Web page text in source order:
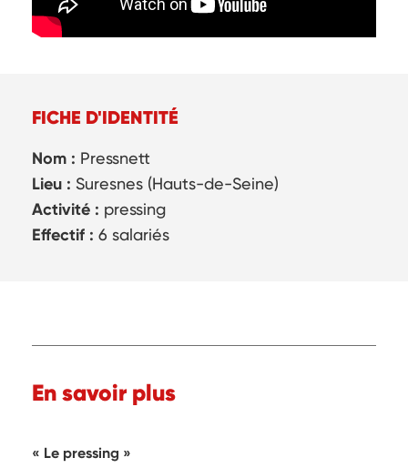
FICHE D'IDENTITÉ
Nom : Pressnett
Lieu : Suresnes (Hauts-de-Seine)
Activité : pressing
Effectif : 6 salariés
En savoir plus
Le pressing